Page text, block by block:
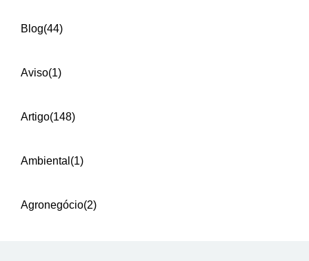
Blog(44)
Aviso(1)
Artigo(148)
Ambiental (1)
Agronegócio(2)